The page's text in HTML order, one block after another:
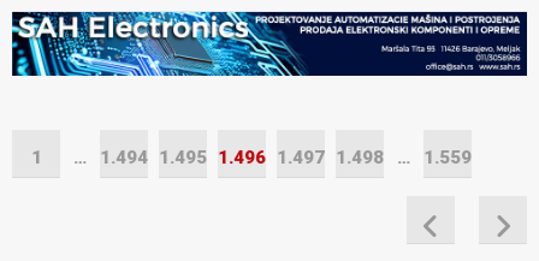
1 … 1.494 1.495 1.496 1.497 1.498 … 1.559